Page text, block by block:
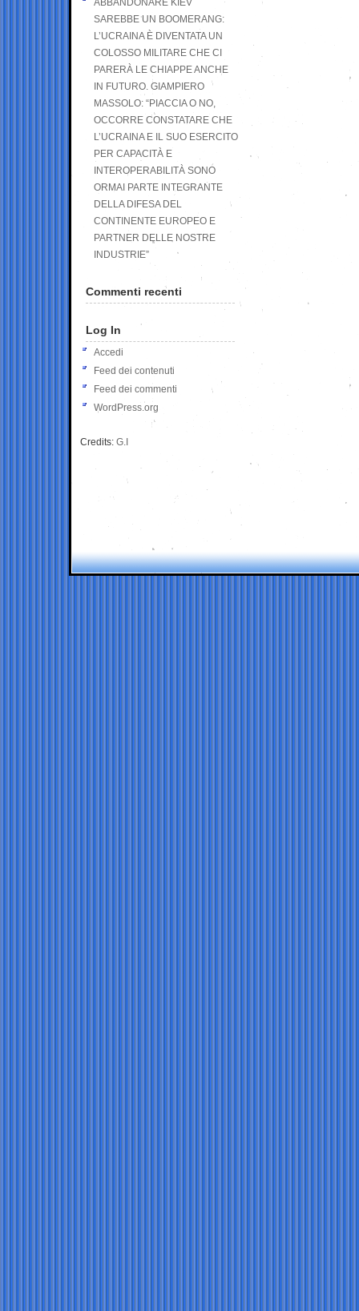
ABBANDONARE KIEV
SAREBBE UN BOOMERANG:
L’UCRAINA È DIVENTATA UN
COLOSSO MILITARE CHE CI
PARERÀ LE CHIAPPE ANCHE
IN FUTURO. GIAMPIERO
MASSOLO: “PIACCIA O NO,
OCCORRE CONSTATARE CHE
L’UCRAINA E IL SUO ESERCITO
PER CAPACITÀ E
INTEROPERABILITÀ SONO
ORMAI PARTE INTEGRANTE
DELLA DIFESA DEL
CONTINENTE EUROPEO E
PARTNER DELLE NOSTRE
INDUSTRIE”
Commenti recenti
Log In
Accedi
Feed dei contenuti
Feed dei commenti
WordPress.org
Credits: G.I